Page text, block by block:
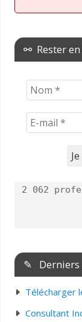
⚯ Rester en
2 062
✎ Derniers
Télécharger
Consultant